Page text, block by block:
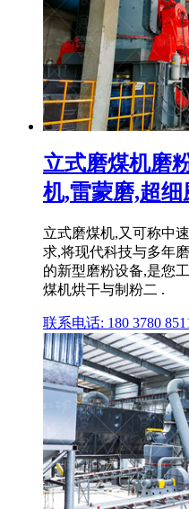
立式磨煤机磨
机,雷蒙磨,超细
立式磨煤机,又可称中
求,将现代科技与多年
的新型磨粉设备,是您
煤机烘干与制粉二 .
联系电话: 180 3780